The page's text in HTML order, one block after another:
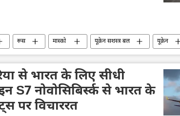
रूस मास्को यूक्रेन सशस्त्र बल
यूक्रेन
का जवाबी हमला विशेष सैन्य अभियान
व्लादिमीर पुतिन
रूसी सेना वायु रक्षा
डोनेट्स्क पीपुल्स रिपब्लिक
से भारत के लिए सीधी
S7 नोवोसिबिर्स्क से भारत के
पर विचाररत